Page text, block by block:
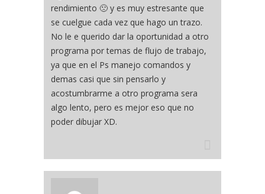
rendimiento 🙁 y es muy estresante que
se cuelgue cada vez que hago un trazo.
No le e querido dar la oportunidad a otro
programa por temas de flujo de trabajo,
ya que en el Ps manejo comandos y
demas casi que sin pensarlo y
acostumbrarme a otro programa sera
algo lento, pero es mejor eso que no
poder dibujar XD.